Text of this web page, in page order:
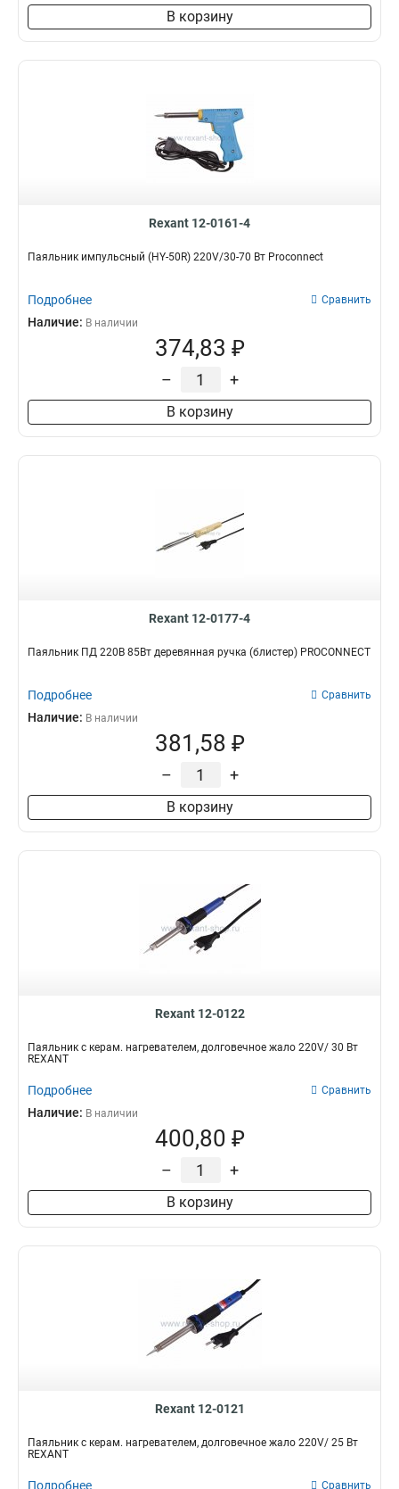
В корзину
Rexant 12-0161-4
Паяльник импульсный (HY-50R) 220V/30-70 Вт Proconnect
Подробнее Сравнить
Наличие: В наличии
374,83 ₽
– +
В корзину
Rexant 12-0177-4
Паяльник ПД 220В 85Вт деревянная ручка (блистер) PROCONNECT
Подробнее Сравнить
Наличие: В наличии
381,58 ₽
– +
В корзину
Rexant 12-0122
Паяльник с керам. нагревателем, долговечное жало 220V/ 30 Вт
REXANT
Подробнее Сравнить
Наличие: В наличии
400,80 ₽
– +
В корзину
Rexant 12-0121
Паяльник с керам. нагревателем, долговечное жало 220V/ 25 Вт
REXANT
Подробнее Сравнить